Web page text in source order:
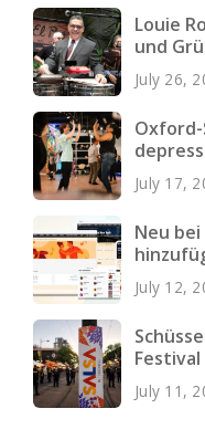
Louie
und
July 26,
Oxford-
July 17,
Neu bei
July 12,
July 11,